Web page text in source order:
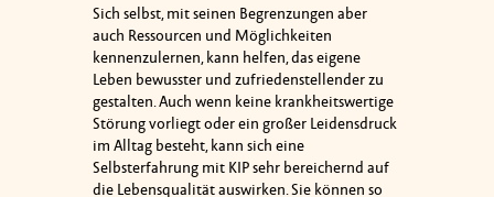
Sich selbst, mit seinen Begrenzungen aber
auch Ressourcen und Möglichkeiten
kennenzulernen, kann helfen, das eigene
Leben bewusster und zufriedenstellender zu
gestalten. Auch wenn keine krankheitswertige
Störung vorliegt oder ein großer Leidensdruck
im Alltag besteht, kann sich eine
Selbsterfahrung mit KIP sehr bereichernd auf
die Lebensqualität auswirken. Sie können so